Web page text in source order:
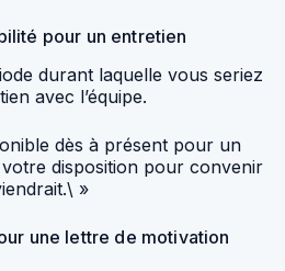
pour un entretien
durant laquelle vous seriez
avec l’équipe.
dès à présent pour un
disposition pour convenir
»
une lettre de motivation